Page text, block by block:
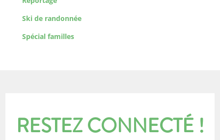
Ski de randonnée
Spécial familles
RESTEZ CONNECTÉ !